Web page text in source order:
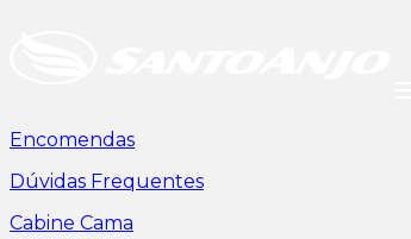
Encomendas
Dúvidas Frequentes
Cabine Cama